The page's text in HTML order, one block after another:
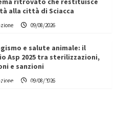
alla città di Sciacca
09/08/2026
e salute animale: il
Asp 2025 tra sterilizzazioni,
e sanzioni
09/08/2026
partner chiave
per la transizione